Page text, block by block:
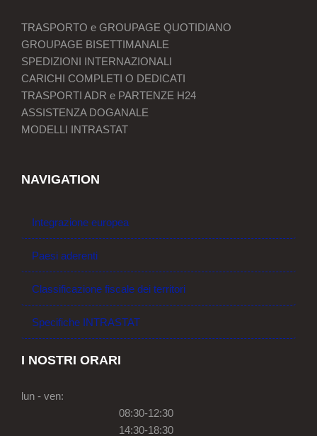
TRASPORTO e GROUPAGE QUOTIDIANO
GROUPAGE BISETTIMANALE
SPEDIZIONI INTERNAZIONALI
CARICHI COMPLETI O DEDICATI
TRASPORTI ADR e PARTENZE H24
ASSISTENZA DOGANALE
MODELLI INTRASTAT
NAVIGATION
Integrazione europea
Paesi aderenti
Classificazione fiscale dei territori
Specifiche INTRASTAT
I NOSTRI ORARI
lun - ven:
08:30-12:30
14:30-18:30